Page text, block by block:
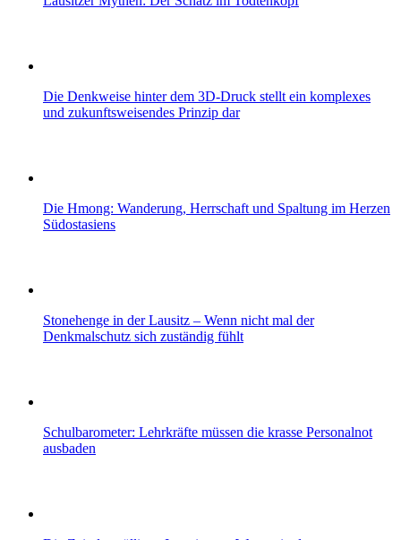
Die Denkweise hinter dem 3D-Druck stellt ein komplexes
und zukunftsweisendes Prinzip dar
Die Hmong: Wanderung, Herrschaft und Spaltung im Herzen
Südostasiens
Stonehenge in der Lausitz – Wenn nicht mal der
Denkmalschutz sich zuständig fühlt
Schulbarometer: Lehrkräfte müssen die krasse Personalnot
ausbaden